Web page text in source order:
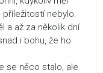
příležitostí nebylo.
a až za několik dní
i bohu, že ho
se něco stalo, ale